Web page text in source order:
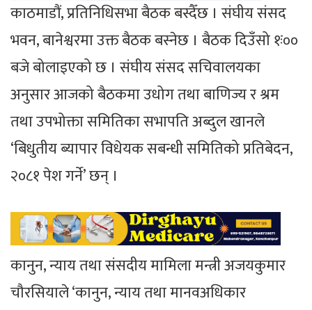
काठमाडौं, प्रतिनिधिसभा बैठक बस्दैँछ । संघीय संसद
भवन, बानेश्वरमा उक्त बैठक बस्नेछ । बैठक दिउँसो १ः००
बजे बोलाइएको छ । संघीय संसद सचिवालयका
अनुसार आजको बैठकमा उधोग तथा बाणिज्य र श्रम
तथा उपभोक्ता समितिका सभापति अब्दुल खानले
‘बिधुतीय ब्यापार विधेयक सबन्धी समितिको प्रतिबेदन,
२०८१ पेश गर्ने’ छन् ।
कानुन, न्याय तथा संसदीय मामिला मन्त्री अजयकुमार
चौरसियाले ‘कानुन, न्याय तथा मानवअधिकार